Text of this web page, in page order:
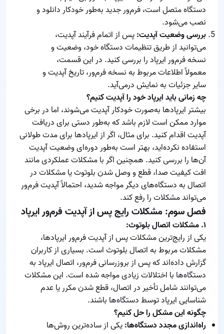
دستگاه متصل است، فرم‌ور جدید به‌طور خودکار دانلود و
نصب می‌شود.
بررسی وضعیت آپدیت:پس از اتمام فرآیند آپدیت،
می‌توانید از طریق تنظیمات دستگاه خود، وضعیت و
نسخه فرم‌ور ایرپاد را بررسی کنید. در این قسمت،
معمولاً اطلاعات مربوط به نسخه فرم‌ور، تاریخ آپدیت و
سایر جزئیات به نمایش درمی‌آید.
چه زمانی باید ایرپاد خود را آپدیت کنیم؟
بیشتر ایرپادها به‌صورت خودکار آپدیت می‌شوند، اما در برخی
موارد ممکن است لازم باشد که به‌طور دستی برای دریافت
آپدیت اقدام کنید. برای مثال، اگر از ایرپادها برای مدت طولانی
استفاده نکرده‌اید، بهتر است به‌طور دوره‌ای وضعیت آپدیت
آن‌ها را بررسی کنید. همچنین اگر با مشکلات عملکردی مانند
افت کیفیت صدا، قطع و وصل شدن بلوتوث یا مشکلات در
اتصال به دستگاه‌های دیگر مواجه شدید، احتمالاً آپدیت فرم‌ور
می‌تواند مشکلات را رفع کند.
فصل سوم: مشکلات رایج پس از آپدیت فرم‌ور ایرپاد
۱. مشکلات اتصال بلوتوث:
یکی از رایج‌ترین مشکلات پس از آپدیت فرم‌ور ایرپادها،
مشکلات مربوط به اتصال بلوتوث است. بسیاری از کاربران
گزارش داده‌اند که پس از بروزرسانی فرم‌ور، اتصال ایرپاد به
دستگاه‌ها با اختلالات زیادی مواجه شده است. این مشکلات
می‌توانند شامل تأخیر در اتصال، قطع شدن مکرر یا عدم
شناسایی ایرپاد توسط دستگاه‌ها باشند.
چگونه این مشکل را حل کنیم؟
راه‌اندازی مجدد دستگاه‌ها:یکی از ساده‌ترین روش‌ها